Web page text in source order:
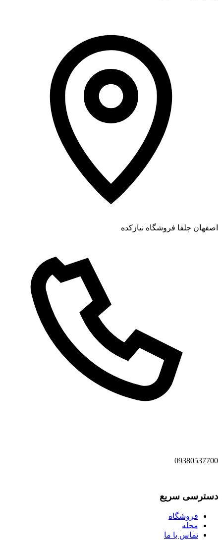
اصفهان جلفا فروشگاه نیازکده
09380537700
دسترسی سریع
فروشگاه
مجله
تماس با ما